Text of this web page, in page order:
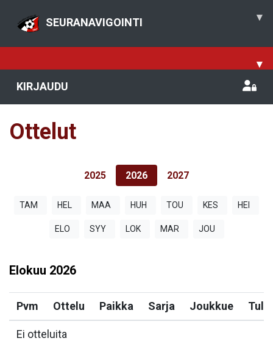
SEURANAVIGOINTI ▾
▾
KIRJAUDU
Ottelut
2025 2026 2027
TAM HEL MAA HUH TOU KES HEI
ELO SYY LOK MAR JOU
Elokuu 2026
Pvm Ottelu Paikka Sarja Joukkue
Ei otteluita